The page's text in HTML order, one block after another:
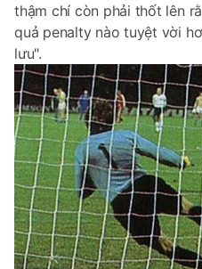
thậm chí còn phải thốt lên
quả penalty nào tuyệt vời
lưu".